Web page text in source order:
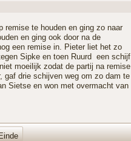
remise te houden en ging zo naar
en ging ook door na de
een remise in. Pieter liet het zo
Sipke en toen Ruurd een schijf
moeilijk zodat de partij na remise
gaf drie schijven weg om zo dam te
Sietse en won met overmacht van